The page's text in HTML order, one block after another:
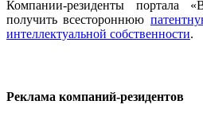
Компании-резиденты портала
получить всестороннюю
интеллектуальной собственности.
Реклама компаний-резидентов